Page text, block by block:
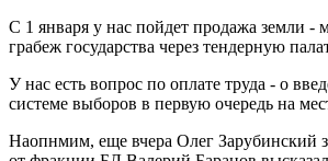
С 1 января у нас пойдет продажа земли -
грабеж государства через тендерную
У нас есть вопрос по оплате труда - о
системе выборов в первую очередь на
Наопнмим, еще вчера Олег Зарубинский